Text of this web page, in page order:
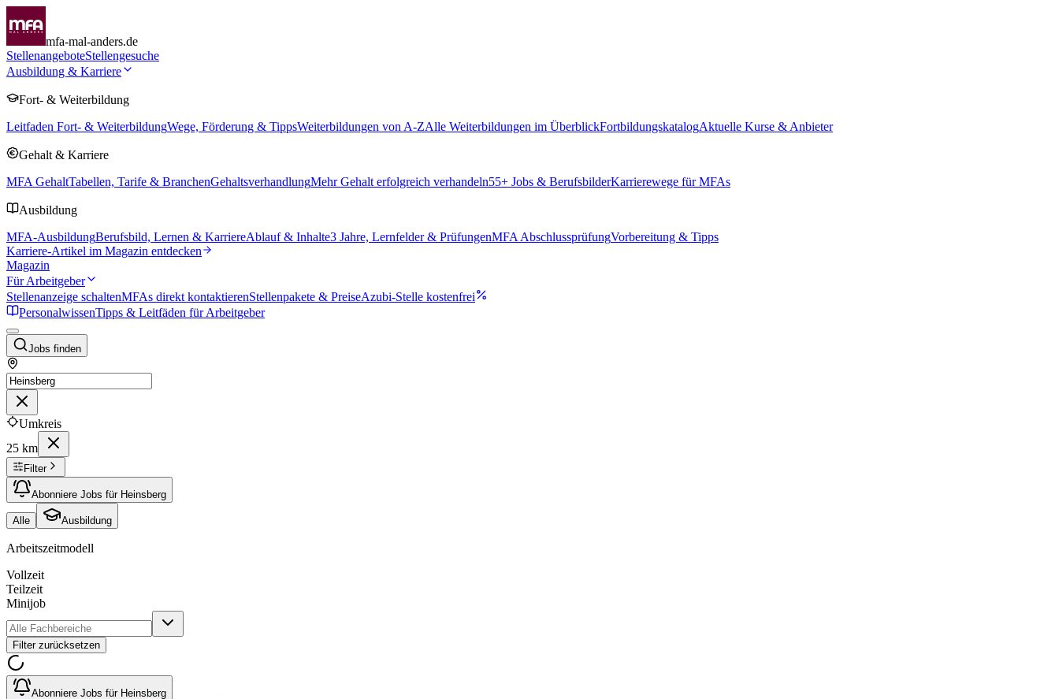
mfa-mal-anders.de
StellenangeboteStellengesuche
Ausbildung & Karriere
Fort- & Weiterbildung
Leitfaden Fort- & WeiterbildungWege, Förderung & TippsWeiterbildungen von A-ZAlle Weiterbildungen im ÜberblickFortbildungskatalogAktuelle Kurse & Anbieter
Gehalt & Karriere
MFA GehaltTabellen, Tarife & BranchenGehaltsverhandlungMehr Gehalt erfolgreich verhandeln55+ Jobs & BerufsbilderKarrierewege für MFAs
Ausbildung
MFA-AusbildungBerufsbild, Lernen & KarriereAblauf & Inhalte3 Jahre, Lernfelder & PrüfungenMFA AbschlussprüfungVorbereitung & Tipps
Karriere-Artikel im Magazin entdecken
Magazin
Für Arbeitgeber
Stellenanzeige schaltenMFAs direkt kontaktierenStellenpakete & PreiseAzubi-Stelle kostenfrei
PersonalwissenTipps & Leitfäden für Arbeitgeber
Jobs finden
Umkreis
25 km
Filter
Abonniere Jobs für Heinsberg
Alle Ausbildung
Arbeitszeitmodell
Vollzeit
Teilzeit
Minijob
Filter zurücksetzen
Abonniere Jobs für Heinsberg